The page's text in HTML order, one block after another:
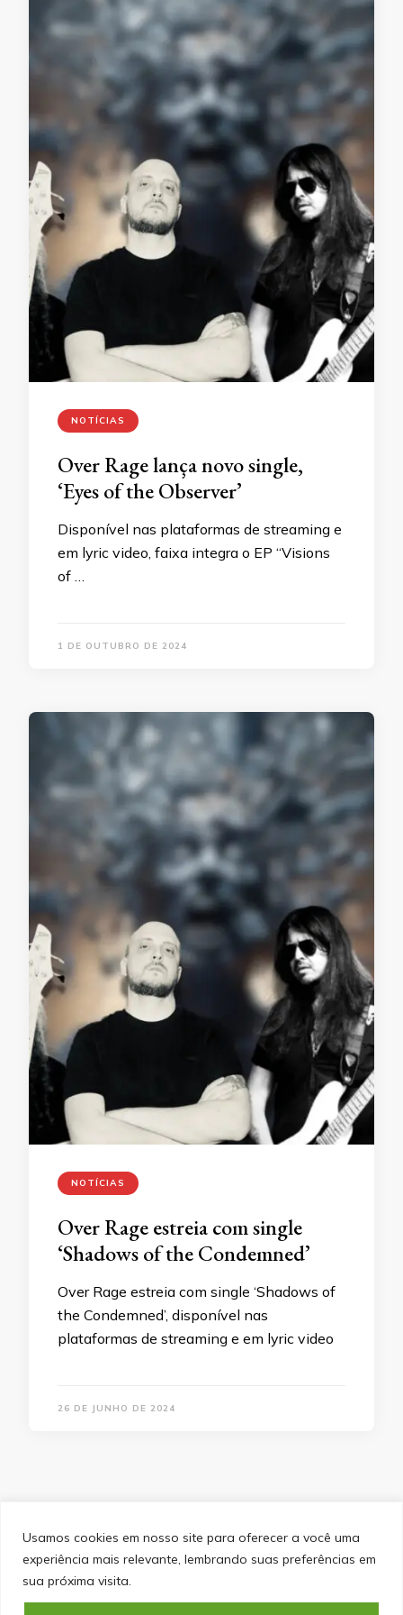
Usamos cookies em nosso site para oferecer a você uma
experiência mais relevante, lembrando suas preferências em
sua próxima visita.
NOTÍCIAS
Over Rage lança novo single,
‘Eyes of the Observer’
Disponível nas plataformas de streaming e
em lyric video, faixa integra o EP “Visions
of …
1 DE OUTUBRO DE 2024
NOTÍCIAS
Over Rage estreia com single
‘Shadows of the Condemned’
Over Rage estreia com single ‘Shadows of
the Condemned’, disponível nas
plataformas de streaming e em lyric video
26 DE JUNHO DE 2024
SITEMAP POLÍTICA DE PRIVACIDADE
EQUIPE